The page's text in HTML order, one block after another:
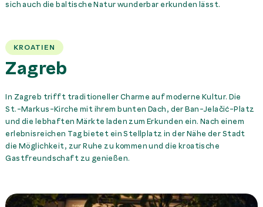
sich auch die baltische Natur wunderbar erkunden lässt.
KROATIEN
Zagreb
In Zagreb trifft traditioneller Charme auf moderne Kultur. Die
St.-Markus-Kirche mit ihrem bunten Dach, der Ban-Jelačić-Platz
und die lebhaften Märkte laden zum Erkunden ein. Nach einem
erlebnisreichen Tag bietet ein Stellplatz in der Nähe der Stadt
die Möglichkeit, zur Ruhe zu kommen und die kroatische
Gastfreundschaft zu genießen.